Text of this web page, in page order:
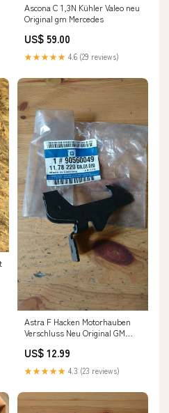
Ascona C 1,3N Kühler Valeo neu
Original gm Mercedes
US$ 59.00
★★★★★ 4.6 (29 reviews)
Astra F Hacken Motorhauben
Verschluss Neu Original GM
US$ 12.99
★★★★★ 4.3 (23 reviews)